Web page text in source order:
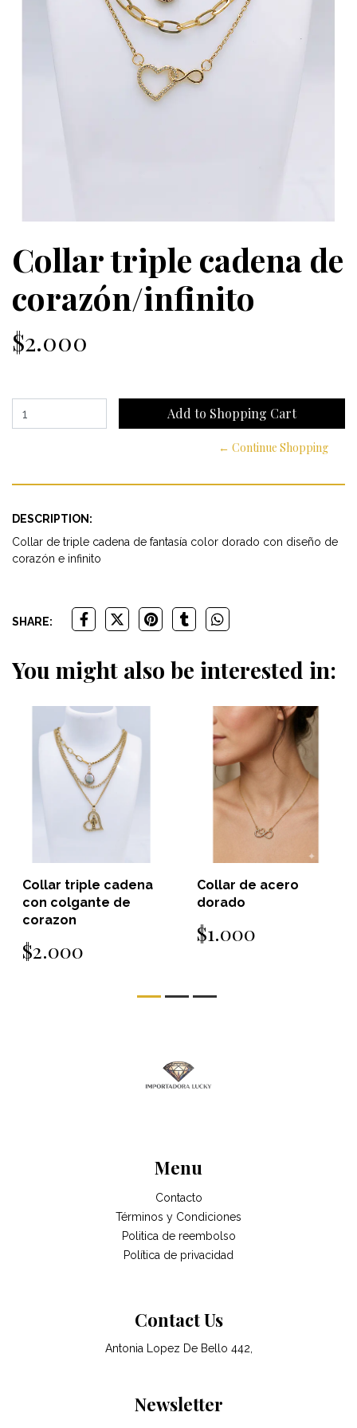
Collar triple cadena de
corazón/infinito
$2.000
← Continue Shopping
DESCRIPTION:
Collar de triple cadena de fantasía color dorado con diseño de
corazón e infinito
SHARE:
You might also be interested in:
Collar triple cadena
con colgante de
corazon
$2.000
Collar de acero
dorado
$1.000
Menu
Contacto
Términos y Condiciones
Politica de reembolso
Política de privacidad
Contact Us
Antonia Lopez De Bello 442,
Newsletter